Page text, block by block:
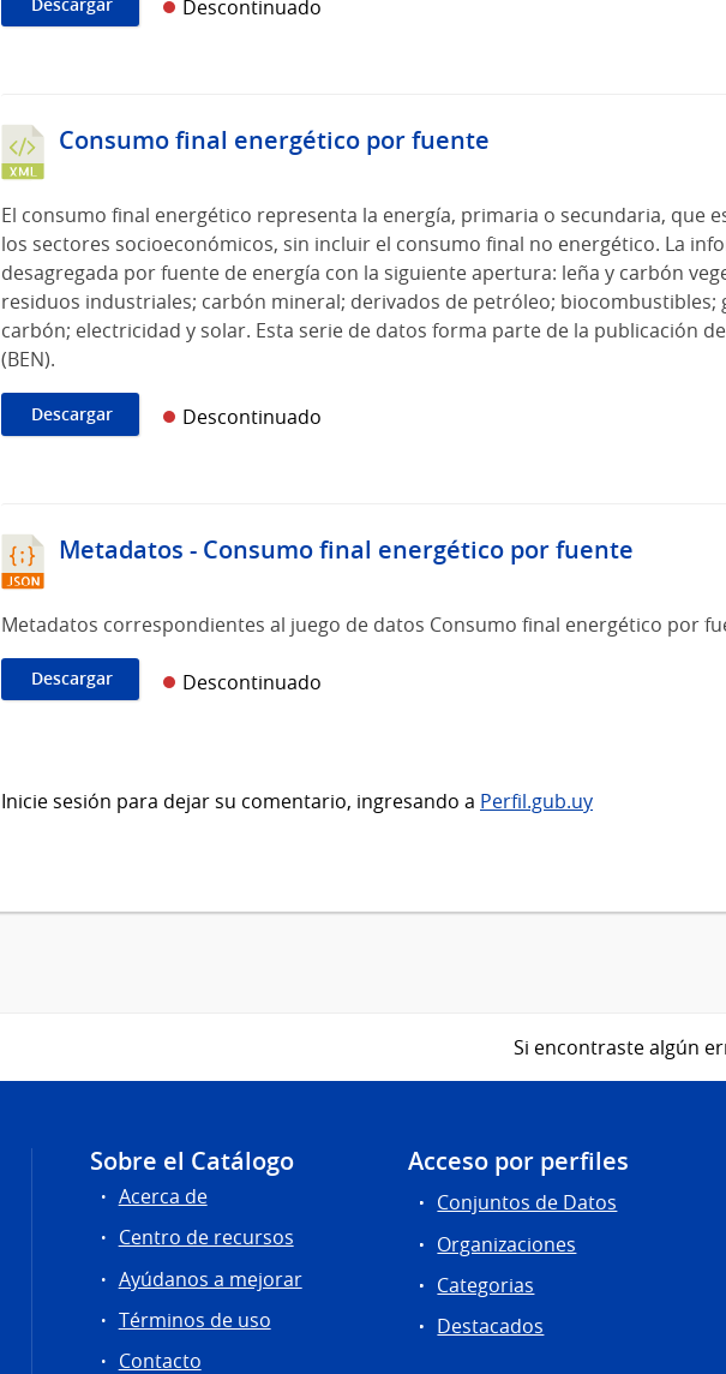
Descargar Descontinuado
Consumo final energético por fuente
El consumo final energético representa la energía, primaria o secundaria, que
los sectores socioeconómicos, sin incluir el consumo final no energético. La
desagregada por fuente de energía con la siguiente apertura: leña y carbón
residuos industriales; carbón mineral; derivados de petróleo; biocombustibles;
carbón; electricidad y solar. Esta serie de datos forma parte de la publicación
(BEN).
Descargar Descontinuado
Metadatos - Consumo final energético por fuente
Metadatos correspondientes al juego de datos Consumo final energético por
Descargar Descontinuado
Inicie sesión para dejar su comentario, ingresando a Perfil.gub.uy
Si encontraste algún
Sobre el Catálogo
Acerca de
Centro de recursos
Ayúdanos a mejorar
Términos de uso
Contacto
Acceso por perfiles
Conjuntos de Datos
Organizaciones
Categorias
Destacados